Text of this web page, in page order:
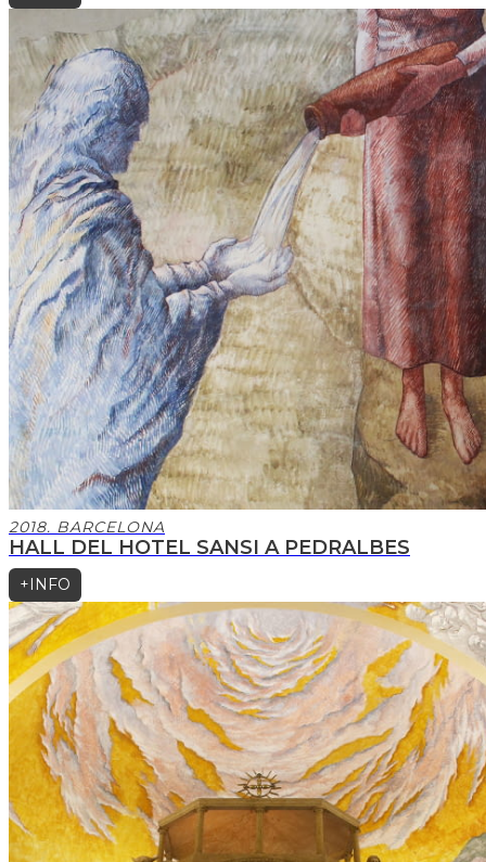
HALL DEL HOTEL SANSI A PEDRALBES
2018. BARCELONA
+INFO